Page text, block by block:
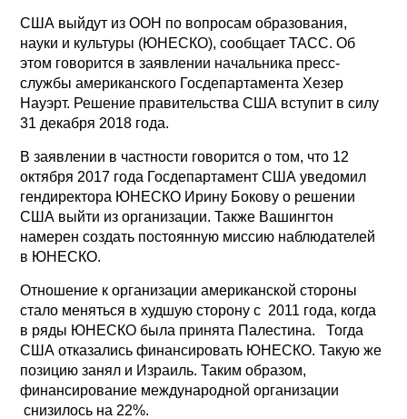
США выйдут из ООН по вопросам образования,
науки и культуры (ЮНЕСКО), сообщает ТАСС. Об
этом говорится в заявлении начальника пресс-
службы американского Госдепартамента Хезер
Науэрт. Решение правительства США вступит в силу
31 декабря 2018 года.
В заявлении в частности говорится о том, что 12
октября 2017 года Госдепартамент США уведомил
гендиректора ЮНЕСКО Ирину Бокову о решении
США выйти из организации. Также Вашингтон
намерен создать постоянную миссию наблюдателей
в ЮНЕСКО.
Отношение к организации американской стороны
стало меняться в худшую сторону с 2011 года, когда
в ряды ЮНЕСКО была принята Палестина. Тогда
США отказались финансировать ЮНЕСКО. Такую же
позицию занял и Израиль. Таким образом,
финансирование международной организации
снизилось на 22%.